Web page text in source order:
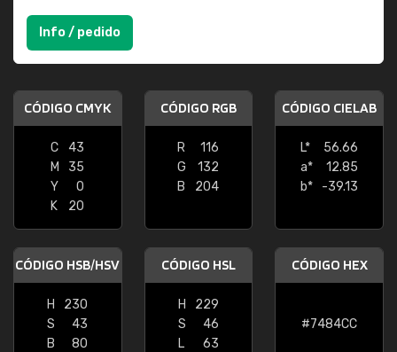
Info / pedido
CÓDIGO CMYK
C
43
M
35
Y
0
K
20
CÓDIGO RGB
R
116
G
132
B
204
CÓDIGO CIELAB
L*
56.66
a*
12.85
b*
-39.13
CÓDIGO HSB/HSV
H
230
S
43
B
80
CÓDIGO HSL
H
229
S
46
L
63
CÓDIGO HEX
#7484CC